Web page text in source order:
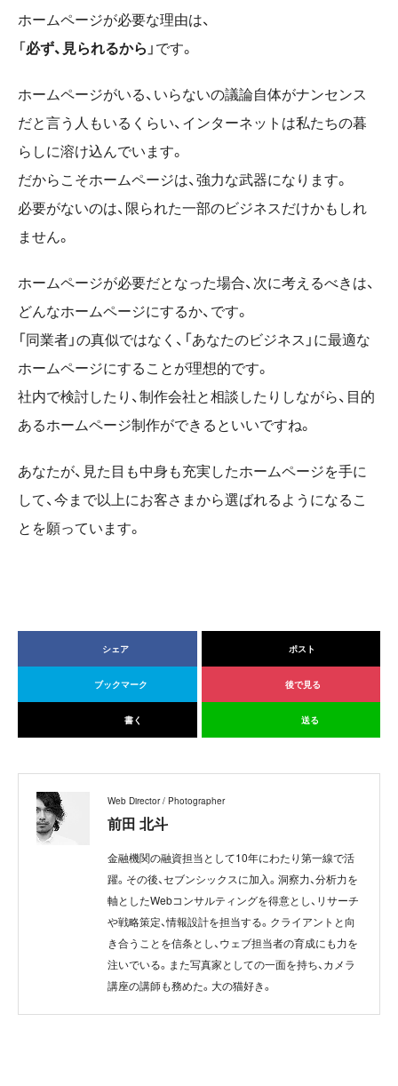
ホームページが必要な理由は、
「必ず、見られるから 」です。
ホームページがいる、いらないの議論自体がナンセンス
だと言う人もいるくらい、インターネットは私たちの暮
らしに溶け込んでいます。
だからこそホームページは、強力な武器になります。
必要がないのは、限られた一部のビジネスだけかもしれ
ません。
ホームページが必要だとなった場合、次に考えるべきは、
どんなホームページにするか、です。
「同業者」の真似ではなく、「あなたのビジネス」に最適な
ホームページにすることが理想的です。
社内で検討したり、制作会社と相談したりしながら、目的
あるホームページ制作ができるといいですね。
あなたが、見た目も中身も充実したホームページを手に
して、今まで以上にお客さまから選ばれるようになるこ
とを願っています。
シェア ポスト
ブックマーク 後で見る
書く 送る
Web Director / Photographer
前田 北斗
金融機関の融資担当として10年にわたり第一線で活
躍。その後、セブンシックスに加入。洞察力、分析力を
軸としたWebコンサルティングを得意とし、リサーチ
や戦略策定、情報設計を担当する。クライアントと向
き合うことを信条とし、ウェブ担当者の育成にも力を
注いでいる。また写真家としての一面を持ち、カメラ
講座の講師も務めた。大の猫好き。